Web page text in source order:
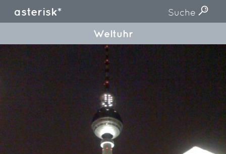
asterisk* Suche
Weltuhr